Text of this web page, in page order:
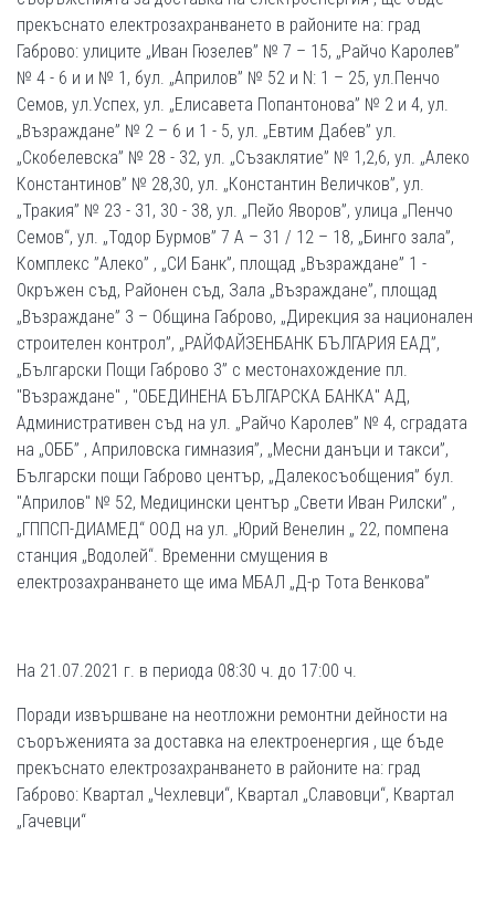
прекъснато електрозахранването в районите на: град
Габрово: улиците „Иван Гюзелев” № 7 – 15, „Райчо Каролев”
№ 4 - 6 и и № 1, бул. „Априлов” № 52 и N: 1 – 25, ул.Пенчо
Семов, ул.Успех, ул. „Елисавета Попантонова” № 2 и 4, ул.
„Възраждане” № 2 – 6 и 1 - 5, ул. „Евтим Дабев” ул.
„Скобелевска” № 28 - 32, ул. „Съзаклятие” № 1,2,6, ул. „Алеко
Константинов” № 28,30, ул. „Константин Величков”, ул.
„Тракия” № 23 - 31, 30 - 38, ул. „Пейо Яворов”, улица „Пенчо
Семов“, ул. „Тодор Бурмов” 7 А – 31 / 12 – 18, „Бинго зала”,
Комплекс ”Алеко” , „СИ Банк”, площад „Възраждане” 1 -
Окръжен съд, Районен съд, Зала „Възраждане”, площад
„Възраждане” 3 – Община Габрово, „Дирекция за национален
строителен контрол”, „РАЙФАЙЗЕНБАНК БЪЛГАРИЯ ЕАД”,
„Български Пощи Габрово 3” с местонахождение пл.
"Възраждане" , "ОБЕДИНЕНА БЪЛГАРСКА БАНКА" АД,
Административен съд на ул. „Райчо Каролев” № 4, сградата
на „ОББ” , Априловска гимназия”, „Месни данъци и такси”,
Български пощи Габрово център, „Далекосъобщения” бул.
"Априлов" № 52, Медицински център „Свети Иван Рилски” ,
„ГППСП-ДИАМЕД“ ООД на ул. „Юрий Венелин „ 22, помпена
станция „Водолей“. Временни смущения в
електрозахранването ще има МБАЛ „Д-р Тота Венкова”
На 21.07.2021 г. в периода 08:30 ч. до 17:00 ч.
Поради извършване на неотложни ремонтни дейности на
съоръженията за доставка на електроенергия , ще бъде
прекъснато електрозахранването в районите на: град
Габрово: Квартал „Чехлевци“, Квартал „Славовци“, Квартал
„Гачевци“